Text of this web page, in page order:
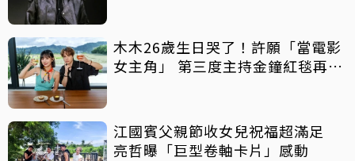
木木26歲生日哭了！許願「當電影
女主角」 第三度主持金鐘紅毯再喊
江國賓父親節收女兒祝福超滿足
亮哲曝「巨型卷軸卡片」感動